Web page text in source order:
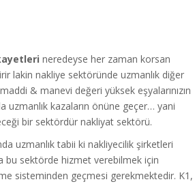
neredeyse her zaman korsan
lakin nakliye sektöründe uzmanlık diğer
& manevi değeri yüksek eşyalarınızın
uzmanlık kazaların önüne geçer… yani
bir sektördür nakliyat sektörü.
uzmanlık tabii ki nakliyecilik şirketleri
bu sektörde hizmet verebilmek için
sisteminden geçmesi gerekmektedir. K1,